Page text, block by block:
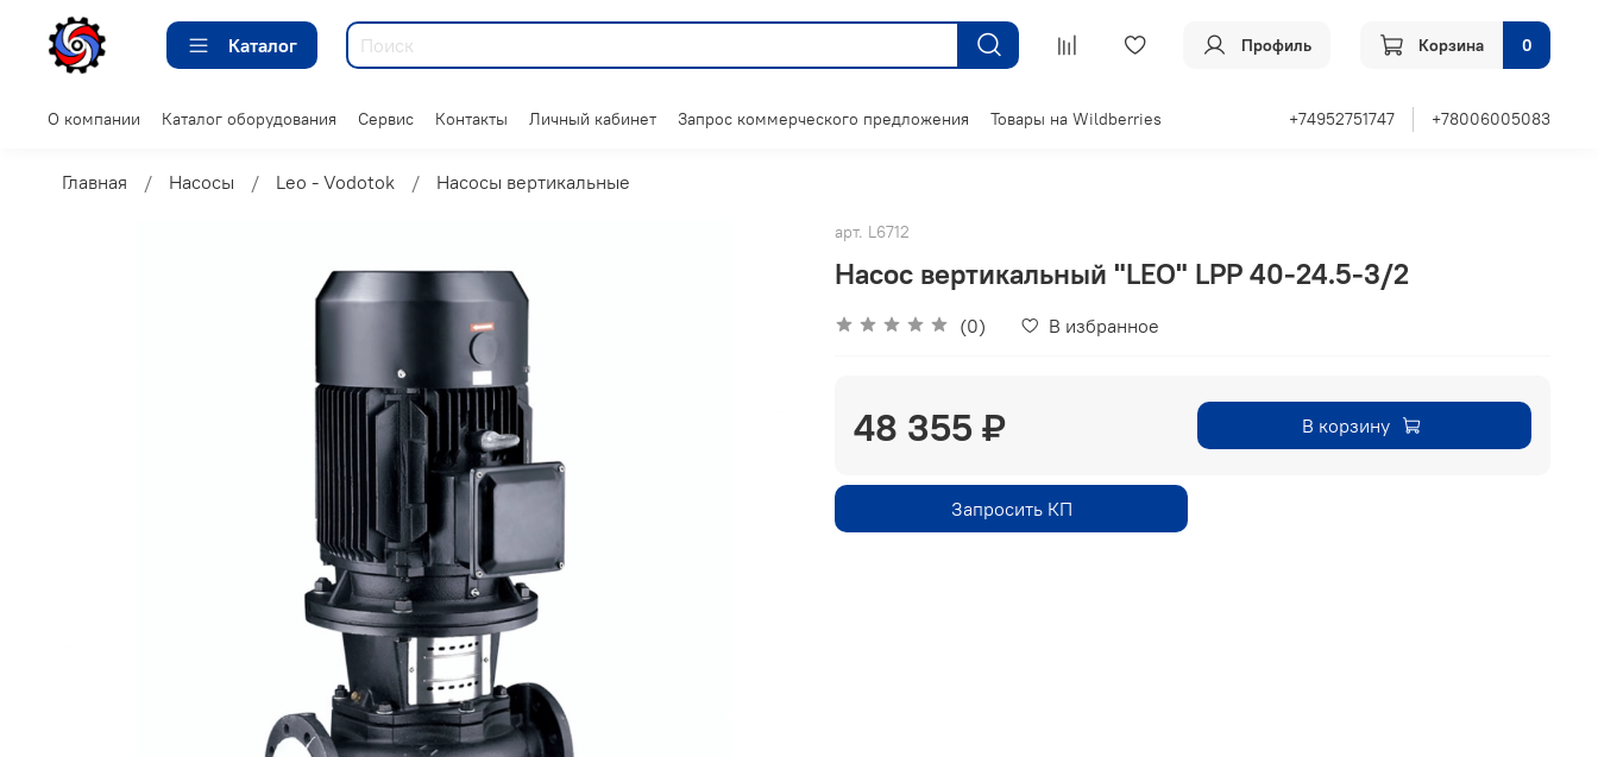
Каталог Профиль Корзина 0
О компании Каталог оборудования Сервис Контакты Личный кабинет Запрос коммерческого предложения Товары на Wildberries +74952751747 +78006005083
Главная Насосы Leo - Vodotok Насосы вертикальные
арт. L6712
Насос вертикальный "LEO" LPP 40-24.5-3/2
(0) В избранное
48 355 ₽ В корзину
Запросить КП